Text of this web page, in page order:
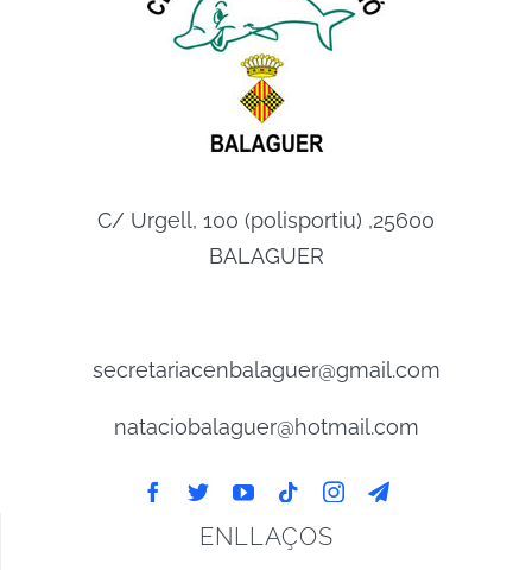
C/ Urgell, 100 (polisportiu) ,25600
BALAGUER
secretariacenbalaguer@gmail.com
nataciobalaguer@hotmail.com
ENLLAÇOS